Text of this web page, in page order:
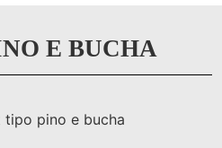
E BUCHA